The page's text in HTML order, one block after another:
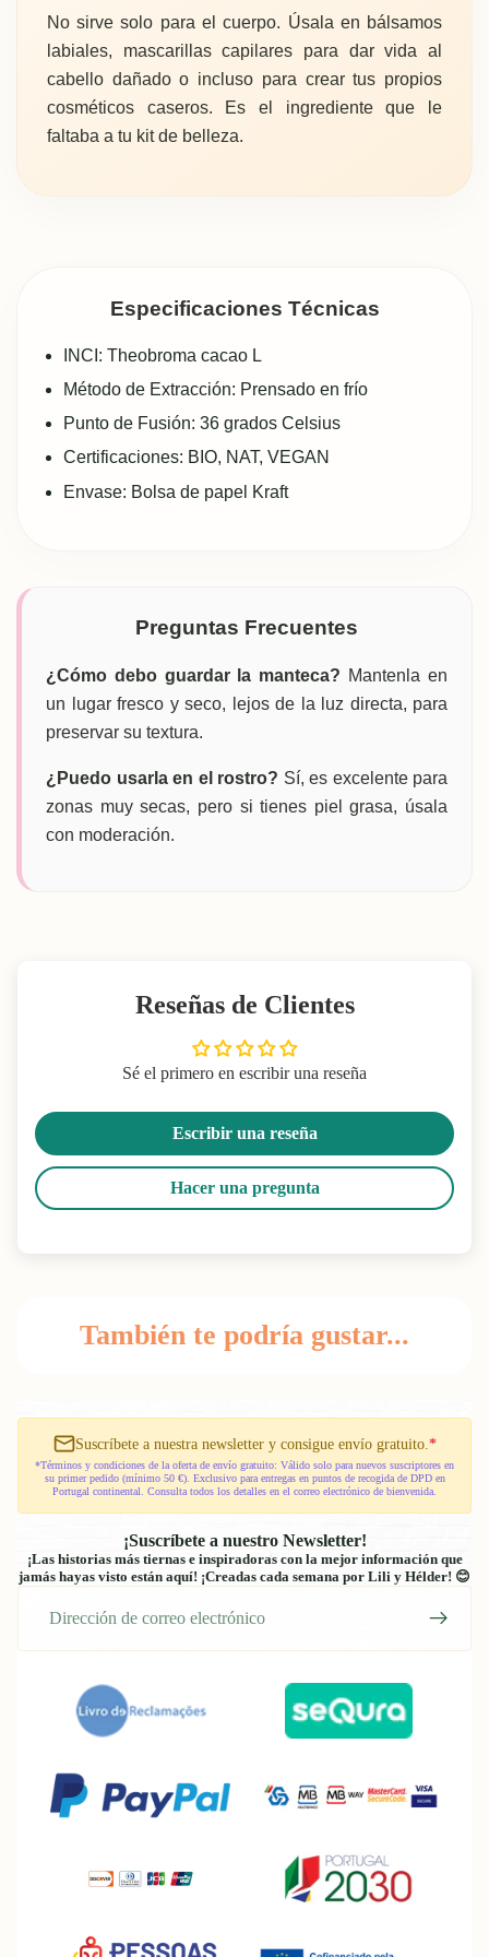
No sirve solo para el cuerpo. Úsala en bálsamos
labiales, mascarillas capilares para dar vida al
cabello dañado o incluso para crear tus propios
cosméticos caseros. Es el ingrediente que le
faltaba a tu kit de belleza.
Especificaciones Técnicas
INCI: Theobroma cacao L
Método de Extracción: Prensado en frío
Punto de Fusión: 36 grados Celsius
Certificaciones: BIO, NAT, VEGAN
Envase: Bolsa de papel Kraft
Preguntas Frecuentes
¿Cómo debo guardar la manteca? Mantenla en
un lugar fresco y seco, lejos de la luz directa, para
preservar su textura.
¿Puedo usarla en el rostro? Sí, es excelente para
zonas muy secas, pero si tienes piel grasa, úsala
con moderación.
Reseñas de Clientes
Sé el primero en escribir una reseña
Escribir una reseña
Hacer una pregunta
También te podría gustar...
Suscríbete a nuestra newsletter y consigue envío gratuito. *
*Términos y condiciones de la oferta de envío gratuito: Válido solo para nuevos suscriptores en
su primer pedido (mínimo 50 €). Exclusivo para entregas en puntos de recogida de DPD en
Portugal continental. Consulta todos los detalles en el correo electrónico de bienvenida.
¡Suscríbete a nuestro Newsletter!
¡Las historias más tiernas e inspiradoras con la mejor información que
jamás hayas visto están aquí! ¡Creadas cada semana por Lili y Hélder! 😊
electrónico